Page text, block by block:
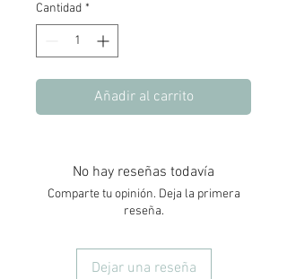
Cantidad *
Añadir al carrito
No hay reseñas todavía
Comparte tu opinión. Deja la primera
reseña.
Dejar una reseña